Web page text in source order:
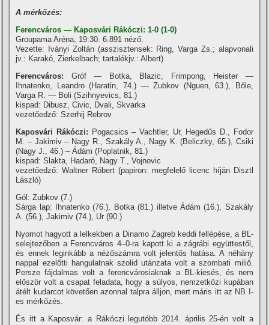
A mérkőzés:
Ferencváros — Kaposvári Rákóczi: 1-0 (1-0)
Groupama Aréna, 19:30. 6.891 néző.
Vezette: Iványi Zoltán (asszisztensek: Ring, Varga Zs.; alapvonali
jv.: Karakó, Zierkelbach; tartalékjv.: Albert)
Ferencváros: Gróf — Botka, Blazic, Frimpong, Heister —
Ihnatenko, Leandro (Haratin, 74.) — Zubkov (Nguen, 63.), Bőle,
Varga R. — Boli (Szihnyevics, 81.)
kispad: Dibusz, Civic, Dvali, Skvarka
vezetőedző: Szerhij Rebrov
Kaposvári Rákóczi: Pogacsics – Vachtler, Ur, Hegedűs D., Fodor
M. – Jakimiv – Nagy R., Szakály A., Nagy K. (Beliczky, 65.), Csiki
(Nagy J., 46.) – Ádám (Poplatnik, 81.)
kispad: Slakta, Hadaró, Nagy T., Vojnovic
vezetőedző: Waltner Róbert (papiron: megfelelő licenc hí­ján Disztl
László)
Gól: Zubkov (7.)
Sárga lap: Ihnatenko (76.), Botka (81.) illetve Ádám (16.), Szakály
A. (56.), Jakimiv (74.), Ur (90.)
Nyomot hagyott a lelkekben a Dinamo Zagreb keddi fellépése, a BL-
selejtezőben a Ferencváros 4–0-ra kapott ki a zágrábi együttestől,
és ennek leginkább a nézőszámra volt jelentős hatása. A néhány
nappal ezelőtti hangulatnak szolid utánzata volt a szombati miliő.
Persze fájdalmas volt a ferencvárosiaknak a BL-kiesés, és nem
először volt a csapat feladata, hogy a súlyos, nemzetközi kupában
átélt kudarcot követően azonnal talpra álljon, mert máris itt az NB I-
es mérkőzés.
És itt a Kaposvár: a Rákóczi legutóbb 2014. április 25-én volt a